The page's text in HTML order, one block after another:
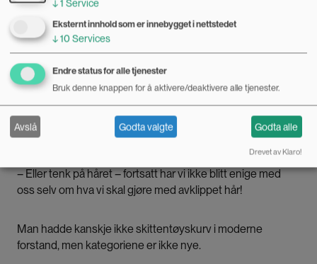
negler, for eksempel.
– Sundt snakker mye om det kroppslige. Han er opptatt av
det som ikke er levende og ikke dødt. Poenget er at det
som kommer fra kroppen, og ikke er på kroppen, er urent.
Folk tar ikke en skvett morsmelk i kaffen, selv om den
sikkert egentlig er søt og god.
– Eller tenk på håret – fortsatt har vi ikke blitt enige med
oss selv om hva vi skal gjøre med avklippet hår!
Man hadde kanskje ikke skittentøyskurv i moderne
forstand, men kategoriene er ikke nye.
↓1 Service
Eksternt innhold som er innebygget i nettstedet
↓10 Services
Endre status for alle tjenester
Bruk denne knappen for å aktivere/deaktivere alle tjenester.
Avslå Godta valgte Godta alle
Drevet av Klaro!